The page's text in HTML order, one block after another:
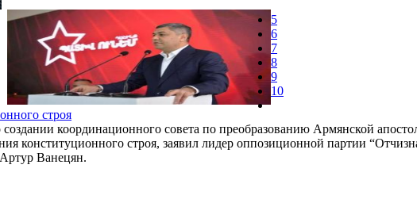
строя
координационного совета по преобразованию Армянской
конституционного строя, заявил лидер оппозиционной партии
Ванецян.
5
6
7
8
9
10